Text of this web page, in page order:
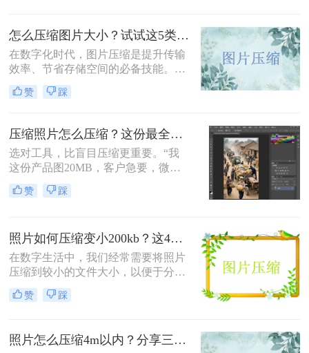
怎么压缩图片大小？试试这5类主流压缩方法！
在数字化时代，图片压缩是提升传输
效率、节省存储空间的必备技能。那
么怎么压缩图片大小呢？本文系统梳
理了 5 类主流压缩方法，助你高效平
赞 踩
压缩照片怎么压缩？这份最全压缩指南，小白也能轻松降80%！
选对工具，比盲目压缩更重要。“我
这份产品图20MB，客户急要，微信
死活发不出去！”一位做电商的朋友
半夜给我发来消息。这场景，想必很
赞 踩
照片如何压缩变小200kb？这4种压缩方法请务必学会！
在数字生活中，我们经常需要将照片
压缩到较小的文件大小，以便于分
享、上传或存储。那么照片如何压缩
变小200kb呢？本文将介绍四种将照
赞 踩
照片怎么压缩4m以内？分享三种实用压缩方法！